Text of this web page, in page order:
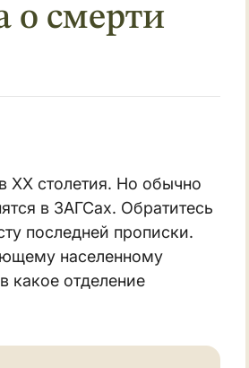
о смерти
XX столетия. Но обычно
в ЗАГСах. Обратитесь
последней прописки.
населенному
какое отделение